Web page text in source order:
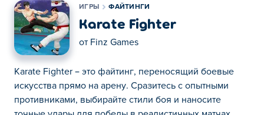
ИГРЫ ФАЙТИНГИ
Karate Fighter
от Finz Games
Karate Fighter – это файтинг, переносящий боевые
искусства прямо на арену. Сразитесь с опытными
противниками, выбирайте стили боя и наносите